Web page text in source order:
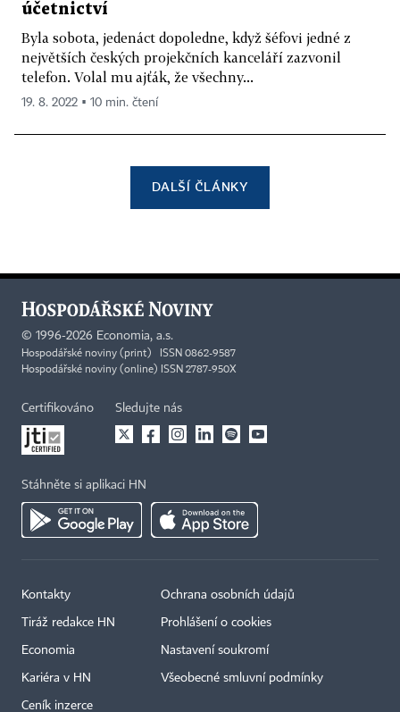
účetnictví
Byla sobota, jedenáct dopoledne, když šéfovi jedné z
největších českých projekčních kanceláří zazvonil
telefon. Volal mu ajťák, že všechny...
19. 8. 2022 ▪ 10 min. čtení
DALŠÍ ČLÁNKY
© 1996-2026 Economia, a.s.
Hospodářské noviny (print) ISSN 0862-9587
Hospodářské noviny (online) ISSN 2787-950X
Certifikováno Sledujte nás
Stáhněte si aplikaci HN
Kontakty
Tiráž redakce HN
Economia
Kariéra v HN
Ceník inzerce
Ochrana osobních údajů
Prohlášení o cookies
Nastavení soukromí
Všeobecné smluvní podmínky